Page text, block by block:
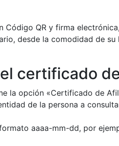
QR y firma
desde la comodidad de
certificado
la opción «Certificado de
de la persona a
aaaa-mm-dd, por